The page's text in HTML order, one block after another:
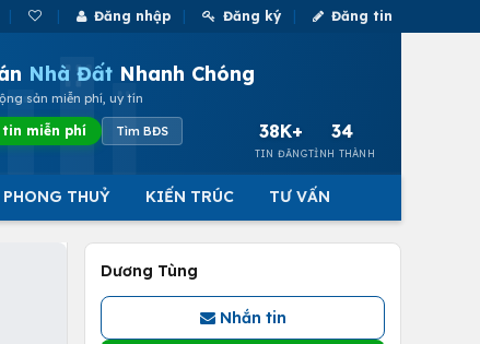
Đăng nhập Đăng ký Đăng tin
Nhà Đất Nhanh Chóng
sản miễn phí, uy tín
miễn phí Tìm BĐS 38K+
TIN ĐĂNG
34
TỈNH THÀNH
PHONG THUỶ KIẾN TRÚC TƯ VẤN
Dương Tùng
Nhắn tin